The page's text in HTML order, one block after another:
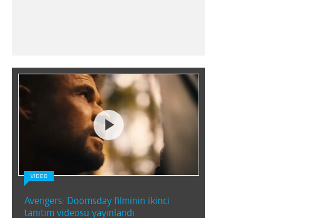
VİDEO
Avengers: Doomsday filminin ikinci
tanıtım videosu yayınlandı